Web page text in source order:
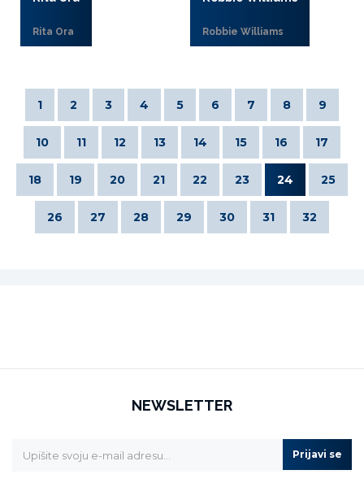
Rita Ora Robbie Williams
1 2 3 4 5 6 7 8 9
10 11 12 13 14 15 16 17
18 19 20 21 22 23 24 25
26 27 28 29 30 31 32
NEWSLETTER
Prijavi se